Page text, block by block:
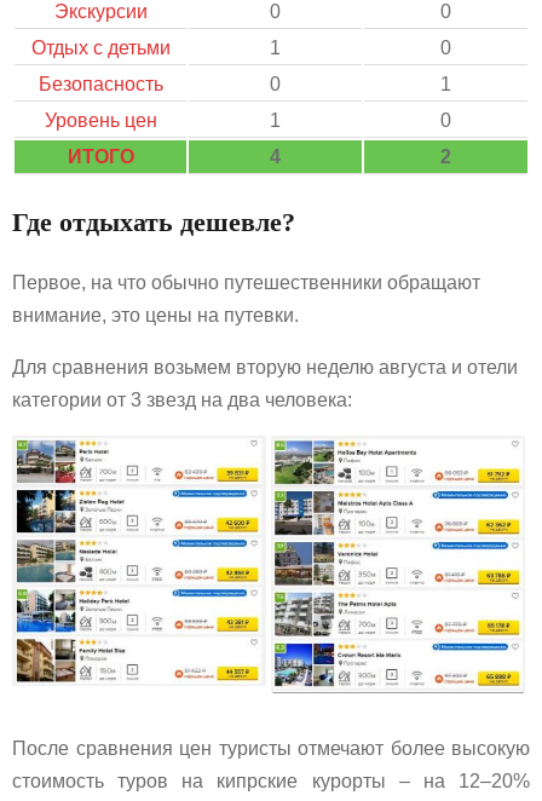
Экскурсии
0
0
Отдых с детьми
1
0
Безопасность
0
1
Уровень цен
1
0
ИТОГО
4 2
Где отдыхать дешевле?
Первое, на что обычно путешественники обращают
внимание, это цены на путевки.
Для сравнения возьмем вторую неделю августа и отели
категории от 3 звезд на два человека:
После сравнения цен туристы отмечают более высокую
стоимость туров на кипрские курорты – на 12–20%